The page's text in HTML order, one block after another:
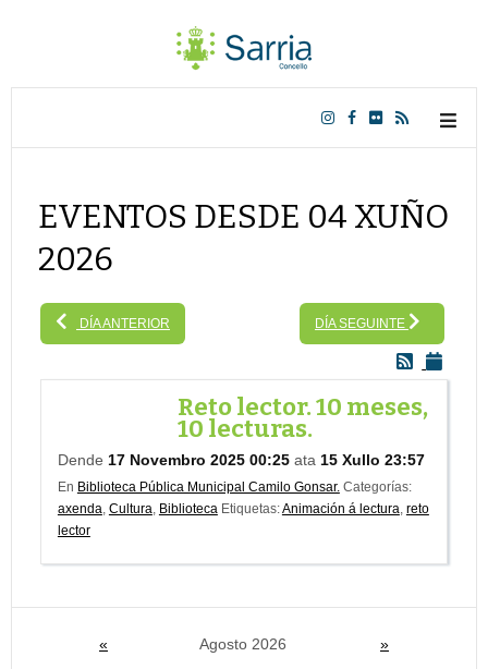
EVENTOS DESDE 04 XUÑO
2026
DÍA ANTERIOR DÍA SEGUINTE
Reto lector. 10 meses,
10 lecturas.
Dende 17 Novembro 2025 00:25 ata 15 Xullo 23:57
En Biblioteca Pública Municipal Camilo Gonsar. Categorías:
axenda, Cultura, Biblioteca Etiquetas:Animación á lectura, reto
lector
« Agosto 2026 »